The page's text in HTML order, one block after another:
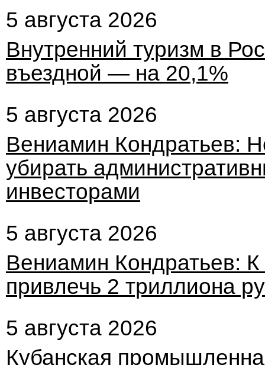
5 августа 2026
Внутренний туризм в
въездной — на 20,1%
5 августа 2026
Вениамин Кондратьев:
убирать
инвесторами
5 августа 2026
Вениамин Кондратьев:
привлечь 2 триллиона
5 августа 2026
Кубанская